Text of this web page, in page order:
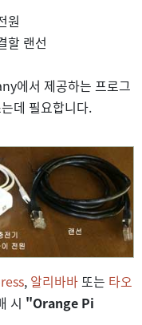
원
할 랜선
에서 제공하는 프로그
데 필요합니다.
, 알리바바 또는 타오
시 "Orange Pi